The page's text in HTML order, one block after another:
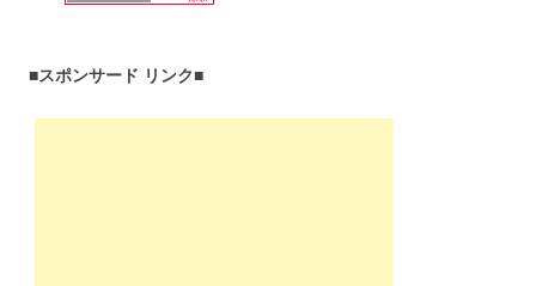
■スポンサード リンク■